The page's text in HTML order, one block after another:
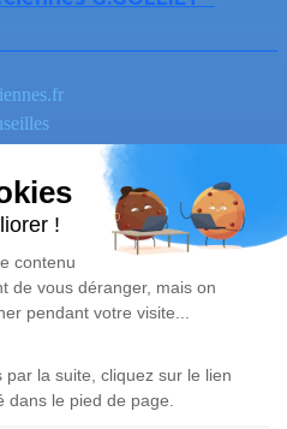
G.GOLLIET -
- Pringy
G.GOLLIET -